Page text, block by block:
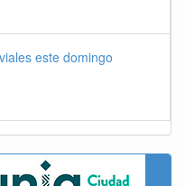
este domingo